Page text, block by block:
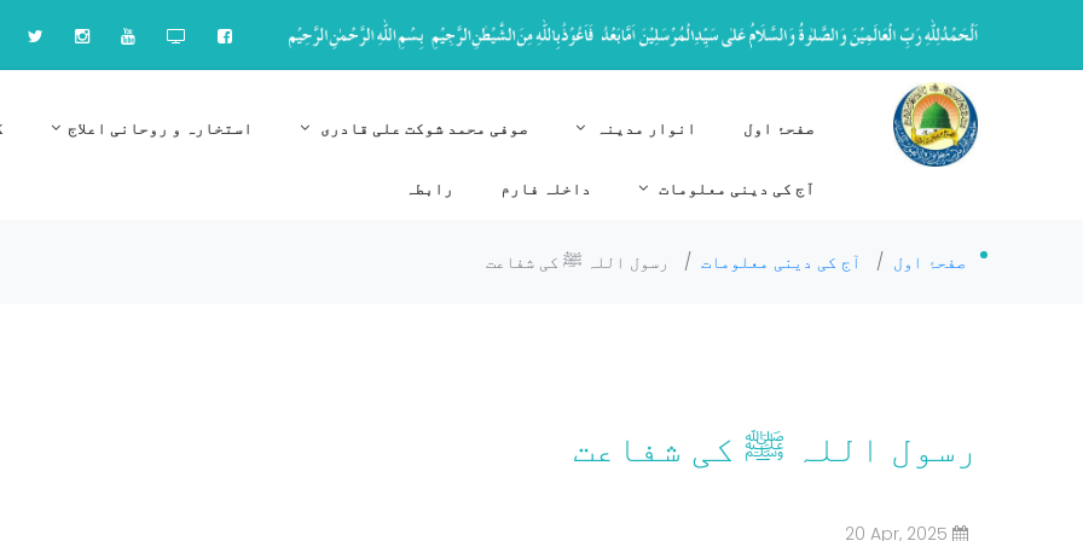
صفحۂ اول انوار مدینہ صوفی محمد شوکت علی قادری استخارہ و روحانی اعلاج
آج کی دینی معلومات داخلہ فارم رابطہ
صفحۂ اول / آج کی دینی معلومات / رسول اللہ ﷺ کی شفاعت
رسول اللہ ﷺ کی شفاعت
20 Apr, 2025